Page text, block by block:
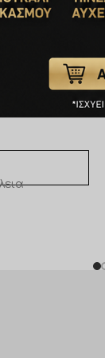
BabySleek